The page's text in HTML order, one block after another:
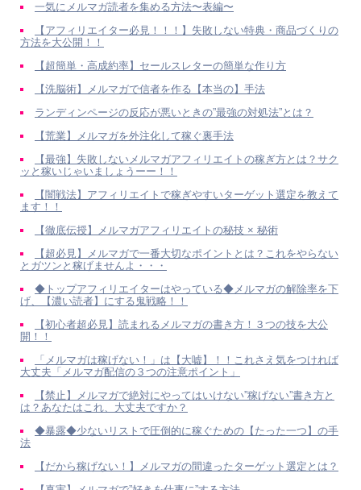
一気にメルマガ読者を集める方法〜表編〜
【アフィリエイター必見！！！】失敗しない特典・商品づくりの
方法を大公開！！
【超簡単・高成約率】セールスレターの簡単な作り方
【洗脳術】メルマガで信者を作る【本当の】手法
ランディンページの反応が悪いときの”最強の対処法”とは？
【荒業】メルマガを外注化して稼ぐ裏手法
【最強】失敗しないメルマガアフィリエイトの稼ぎ方とは？サク
ッと稼いじゃいましょうーー！！
【闇戦法】アフィリエイトで稼ぎやすいターゲット選定を教えて
ます！！
【徹底伝授】メルマガアフィリエイトの秘技 × 秘術
【超必見】メルマガで一番大切なポイントとは？これをやらない
とガツンと稼げませんよ・・・
◆トップアフィリエイターはやっている◆メルマガの解除率を下
げ、【濃い読者】にする鬼戦略！！
【初心者超必見】読まれるメルマガの書き方！３つの技を大公
開！！
「メルマガは稼げない！」は【大嘘】！！これさえ気をつければ
大丈夫「メルマガ配信の３つの注意ポイント」
【禁止】メルマガで絶対にやってはいけない”稼げない”書き方と
は？あなたはこれ、大丈夫ですか？
◆暴露◆少ないリストで圧倒的に稼ぐための【たった一つ】の手
法
【だから稼げない！】メルマガの間違ったターゲット選定とは？